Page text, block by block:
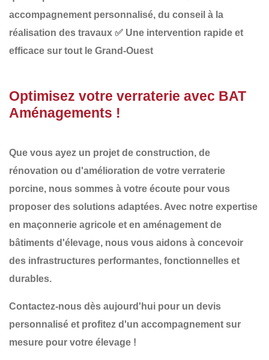
accompagnement personnalisé, du conseil à la
réalisation des travaux ✅ Une intervention rapide et
efficace sur tout le Grand-Ouest
Optimisez votre verraterie avec BAT
Aménagements !
Que vous ayez un projet de construction, de
rénovation ou d'amélioration de votre verraterie
porcine, nous sommes à votre écoute pour vous
proposer des solutions adaptées. Avec notre expertise
en maçonnerie agricole et en aménagement de
bâtiments d'élevage, nous vous aidons à concevoir
des infrastructures performantes, fonctionnelles et
durables.
Contactez-nous dès aujourd'hui pour un devis
personnalisé et profitez d'un accompagnement sur
mesure pour votre élevage !